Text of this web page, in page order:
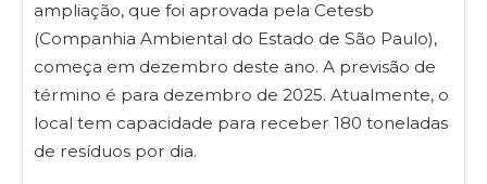
ampliação, que foi aprovada pela Cetesb
(Companhia Ambiental do Estado de São Paulo),
começa em dezembro deste ano. A previsão de
término é para dezembro de 2025. Atualmente, o
local tem capacidade para receber 180 toneladas
de resíduos por dia.